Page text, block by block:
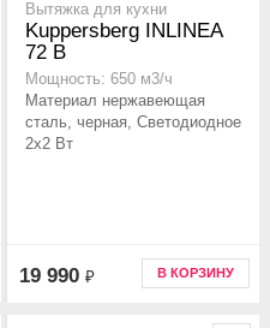
Вытяжка для кухни
Kuppersberg INLINEA
72 B
Мощность: 650 м3/ч
Материал нержавеющая
сталь, черная, Светодиодное
2х2 Вт
19 990 ₽ В КОРЗИНУ